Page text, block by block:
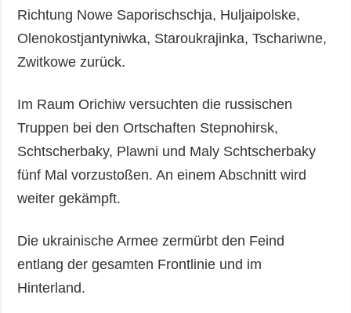
Richtung Nowe Saporischschja, Huljaipolske,
Olenokostjantyniwka, Staroukrajinka, Tschariwne,
Zwitkowe zurück.
Im Raum Orichiw versuchten die russischen
Truppen bei den Ortschaften Stepnohirsk,
Schtscherbaky, Plawni und Maly Schtscherbaky
fünf Mal vorzustoßen. An einem Abschnitt wird
weiter gekämpft.
Die ukrainische Armee zermürbt den Feind
entlang der gesamten Frontlinie und im
Hinterland.